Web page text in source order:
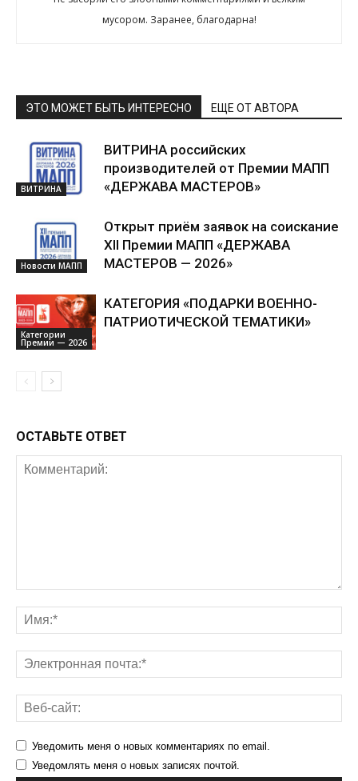
мусором. Заранее, благодарна!
ЭТО МОЖЕТ БЫТЬ ИНТЕРЕСНО ЕЩЕ ОТ АВТОРА
ВИТРИНА
ВИТРИНА российских
производителей от Премии МАПП
«ДЕРЖАВА МАСТЕРОВ»
Новости МАПП
Открыт приём заявок на соискание
XII Премии МАПП «ДЕРЖАВА
МАСТЕРОВ — 2026»
Категории
Премии — 2026
КАТЕГОРИЯ «ПОДАРКИ ВОЕННО-
ПАТРИОТИЧЕСКОЙ ТЕМАТИКИ»
ОСТАВЬТЕ ОТВЕТ
Уведомить меня о новых комментариях по email.
Уведомлять меня о новых записях почтой.